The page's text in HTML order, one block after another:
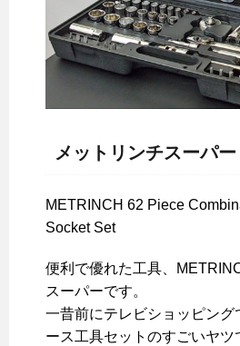
メットリンチスーパ
METRINCH 62 Piece
Socket Set
便利で優れた工具、
スーパーです。
一昔前にテレビショッピング
ース工具セットのすごいヤツ